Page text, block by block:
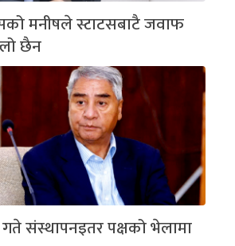
मनीषले स्टाटसबाटै जवाफ
छैन
संस्थापनइतर पक्षको भेलामा